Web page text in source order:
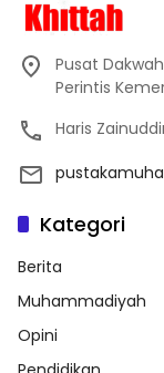
Pusat
Perintis
Haris
Kategori
Berita
Muhammadiyah
Opini